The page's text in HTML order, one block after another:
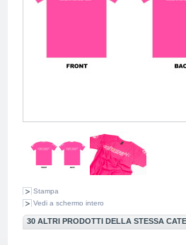
Stampa
Vedi a schermo intero
30 ALTRI PRODOTTI DELLA STESSA